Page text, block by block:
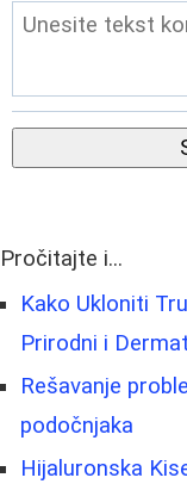
Pročitajte i...
Kako Ukloniti
Prirodni i
Rešavanje
podočnjaka
Hijaluronska